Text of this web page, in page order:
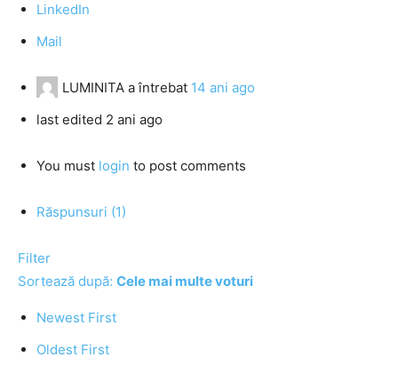
LinkedIn
Mail
LUMINITA a întrebat 14 ani ago
last edited 2 ani ago
You must login to post comments
Răspunsuri (1)
Filter
Sortează după: Cele mai multe voturi
Newest First
Oldest First